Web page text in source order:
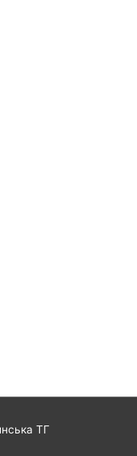
ТГ